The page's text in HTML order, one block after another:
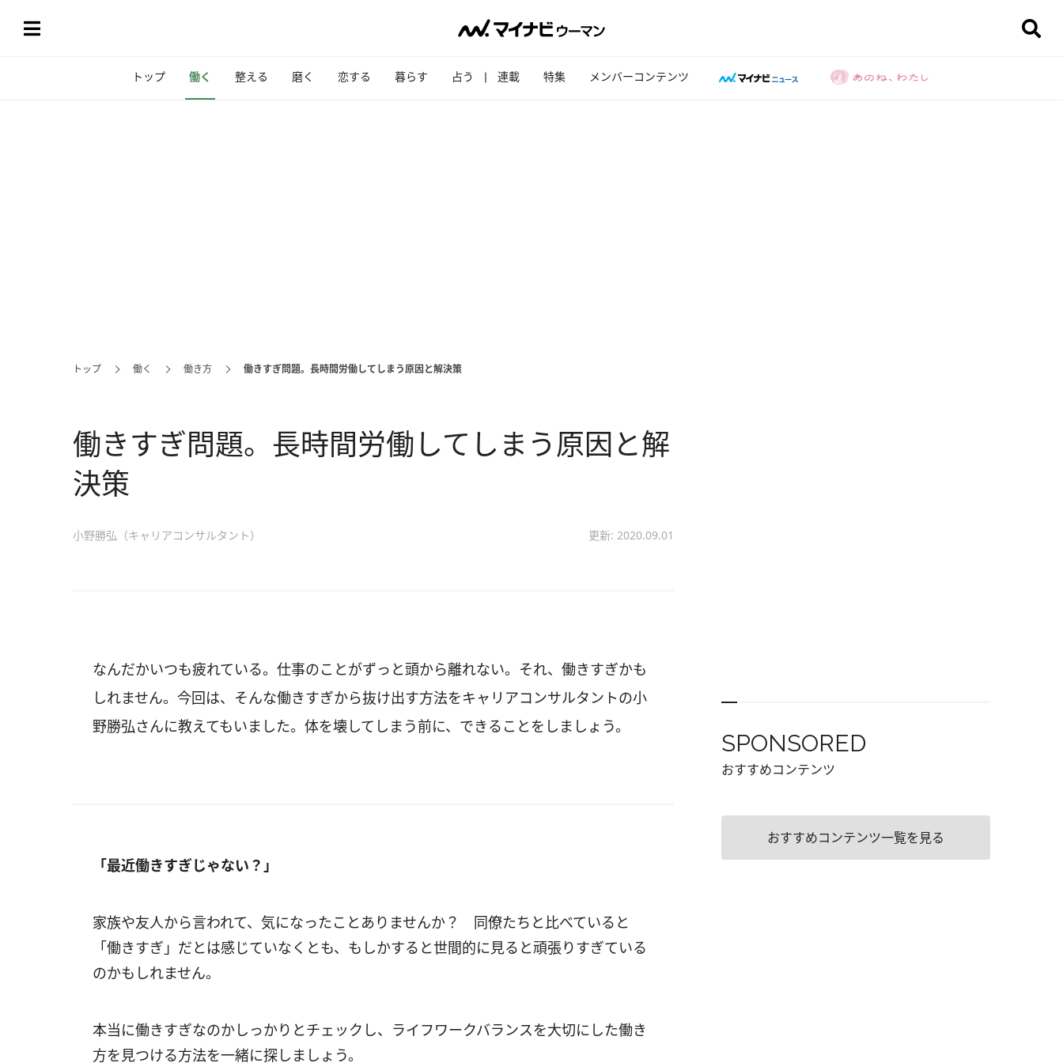
トップ 働く 整える 磨く 恋する 暮らす 占う 連載 特集 メンバーコンテンツ
トップ 働く 働き方 働きすぎ問題。長時間労働してしまう原因と解決策
働きすぎ問題。長時間労働してしまう原因と解
決策
小野勝弘（キャリアコンサルタント） 更新: 2020.09.01
なんだかいつも疲れている。仕事のことがずっと頭から離れない。それ、働きすぎかも
しれません。今回は、そんな働きすぎから抜け出す方法をキャリアコンサルタントの小
野勝弘さんに教えてもいました。体を壊してしまう前に、できることをしましょう。
「最近働きすぎじゃない？」
家族や友人から言われて、気になったことありませんか？ 同僚たちと比べていると
「働きすぎ」だとは感じていなくとも、もしかすると世間的に見ると頑張りすぎている
のかもしれません。
本当に働きすぎなのかしっかりとチェックし、ライフワークバランスを大切にした働き
方を見つける方法を一緒に探しましょう。
SPONSORED
おすすめコンテンツ
おすすめコンテンツ一覧を見る